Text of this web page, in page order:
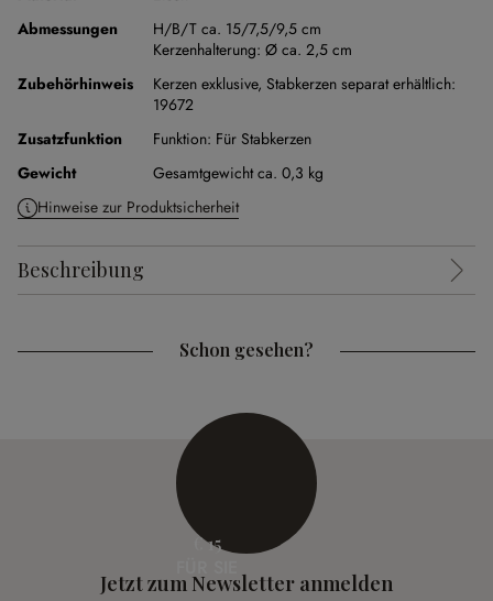
Abmessungen
H/B/T ca. 15/7,5/9,5 cm
Kerzenhalterung: Ø ca. 2,5 cm
Zubehörhinweis
Kerzen exklusive, Stabkerzen separat erhältlich:
19672
Zusatzfunktion
Funktion: Für Stabkerzen
Gewicht
Gesamtgewicht ca. 0,3 kg
Hinweise zur Produktsicherheit
Beschreibung
Schon gesehen?
€ 15
Jetzt zum Newsletter anmelden